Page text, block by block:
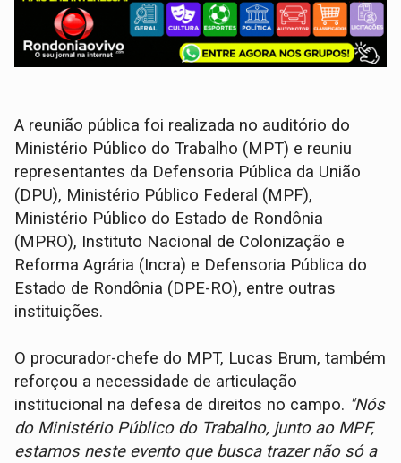
A reunião pública foi realizada no auditório do
Ministério Público do Trabalho (MPT) e reuniu
representantes da Defensoria Pública da União
(DPU), Ministério Público Federal (MPF),
Ministério Público do Estado de Rondônia
(MPRO), Instituto Nacional de Colonização e
Reforma Agrária (Incra) e Defensoria Pública do
Estado de Rondônia (DPE-RO), entre outras
instituições.
O procurador-chefe do MPT, Lucas Brum, também
reforçou a necessidade de articulação
institucional na defesa de direitos no campo. "Nós
do Ministério Público do Trabalho, junto ao MPF,
estamos neste evento que busca trazer não só a